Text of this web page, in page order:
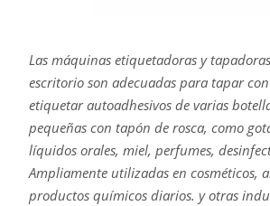
Las máquinas etiquetadoras y
escritorio son adecuadas para tapar
etiquetar autoadhesivos de varias
pequeñas con tapón de rosca, como
líquidos orales, miel, perfumes,
Ampliamente utilizadas en cosméticos,
productos químicos diarios. y otras